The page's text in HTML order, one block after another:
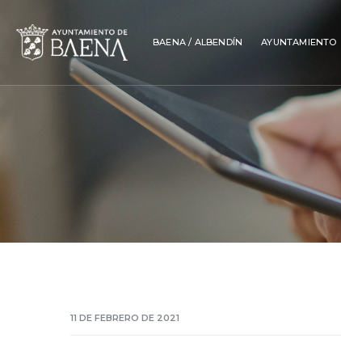
BAENA / ALBENDÍN AYUNTAMIENTO
11 DE FEBRERO DE 2021